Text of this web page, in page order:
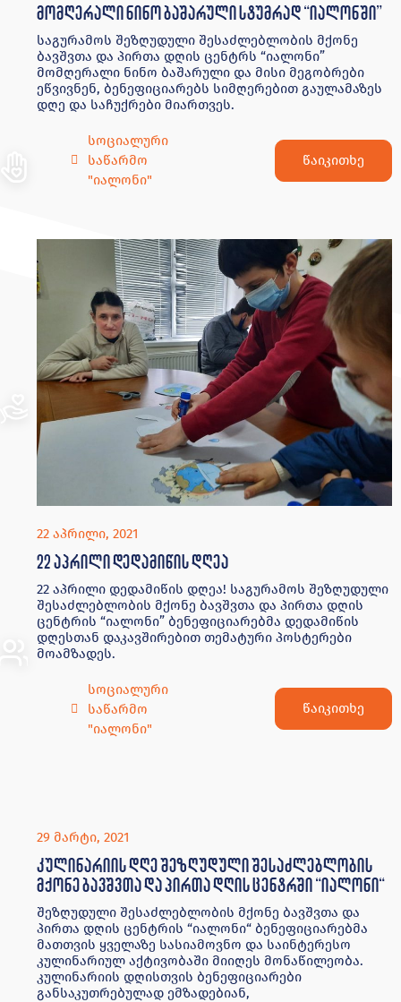
მომღერალი ნინო ბაშარული სტუმრად “იალონში”
საგურამოს შეზღუდული შესაძლებლობის მქონე
ბავშვთა და პირთა დღის ცენტრს “იალონი”
მომღერალი ნინო ბაშარული და მისი მეგობრები
ეწვივნენ, ბენეფიციარებს სიმღერებით გაულამაზეს
დღე და საჩუქრები მიართვეს.
სოციალური
საწარმო
"იალონი"
წაიკითხე
22 აპრილი, 2021
22 აპრილი დედამიწის დღეა
22 აპრილი დედამიწის დღეა! საგურამოს შეზღუდული
შესაძლებლობის მქონე ბავშვთა და პირთა დღის
ცენტრის “იალონი” ბენეფიციარებმა დედამიწის
დღესთან დაკავშირებით თემატური პოსტერები
მოამზადეს.
სოციალური
საწარმო
"იალონი"
წაიკითხე
29 მარტი, 2021
კულინარიის დღე შეზღუდული შესაძლებლობის
მქონე ბავშვთა და პირთა დღის ცენტრში “იალონი“
შეზღუდული შესაძლებლობის მქონე ბავშვთა და
პირთა დღის ცენტრის “იალონი“ ბენეფიციარებმა
მათთვის ყველაზე სასიამოვნო და საინტერესო
კულინარიულ აქტივობაში მიიღეს მონაწილეობა.
კულინარიის დღისთვის ბენეფიციარები
განსაკუთრებულად ემზადებიან,